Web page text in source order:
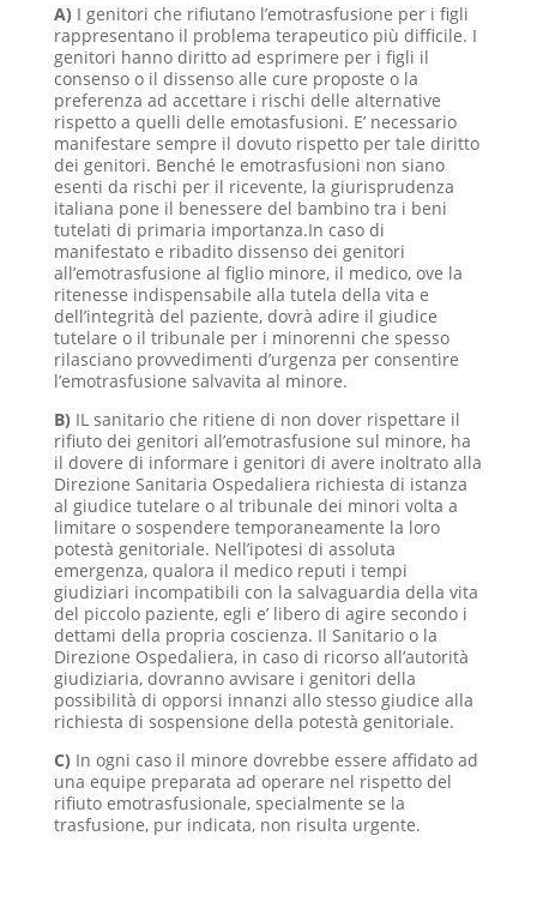
A) I genitori che rifiutano l’emotrasfusione per i figli
rappresentano il problema terapeutico più difficile. I
genitori hanno diritto ad esprimere per i figli il
consenso o il dissenso alle cure proposte o la
preferenza ad accettare i rischi delle alternative
rispetto a quelli delle emotasfusioni. E’ necessario
manifestare sempre il dovuto rispetto per tale diritto
dei genitori. Benché le emotrasfusioni non siano
esenti da rischi per il ricevente, la giurisprudenza
italiana pone il benessere del bambino tra i beni
tutelati di primaria importanza.In caso di
manifestato e ribadito dissenso dei genitori
all’emotrasfusione al figlio minore, il medico, ove la
ritenesse indispensabile alla tutela della vita e
dell’integrità del paziente, dovrà adire il giudice
tutelare o il tribunale per i minorenni che spesso
rilasciano provvedimenti d’urgenza per consentire
l’emotrasfusione salvavita al minore.
B) IL sanitario che ritiene di non dover rispettare il
rifiuto dei genitori all’emotrasfusione sul minore, ha
il dovere di informare i genitori di avere inoltrato alla
Direzione Sanitaria Ospedaliera richiesta di istanza
al giudice tutelare o al tribunale dei minori volta a
limitare o sospendere temporaneamente la loro
potestà genitoriale. Nell’ipotesi di assoluta
emergenza, qualora il medico reputi i tempi
giudiziari incompatibili con la salvaguardia della vita
del piccolo paziente, egli e’ libero di agire secondo i
dettami della propria coscienza. Il Sanitario o la
Direzione Ospedaliera, in caso di ricorso all’autorità
giudiziaria, dovranno avvisare i genitori della
possibilità di opporsi innanzi allo stesso giudice alla
richiesta di sospensione della potestà genitoriale.
C) In ogni caso il minore dovrebbe essere affidato ad
una equipe preparata ad operare nel rispetto del
rifiuto emotrasfusionale, specialmente se la
trasfusione, pur indicata, non risulta urgente.